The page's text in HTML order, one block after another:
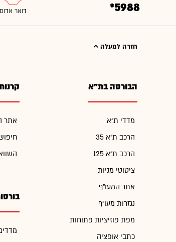
*5988
חזרה למעלה
הבורסה בת"א
מדדי ת"א
הרכב ת"א 35
הרכב ת"א 125
ציטוטי מניות
אתר המעו"ף
נגזרות מעו"ף
מפת פוזיציות פתוחות
כתבי אופציה
אתר